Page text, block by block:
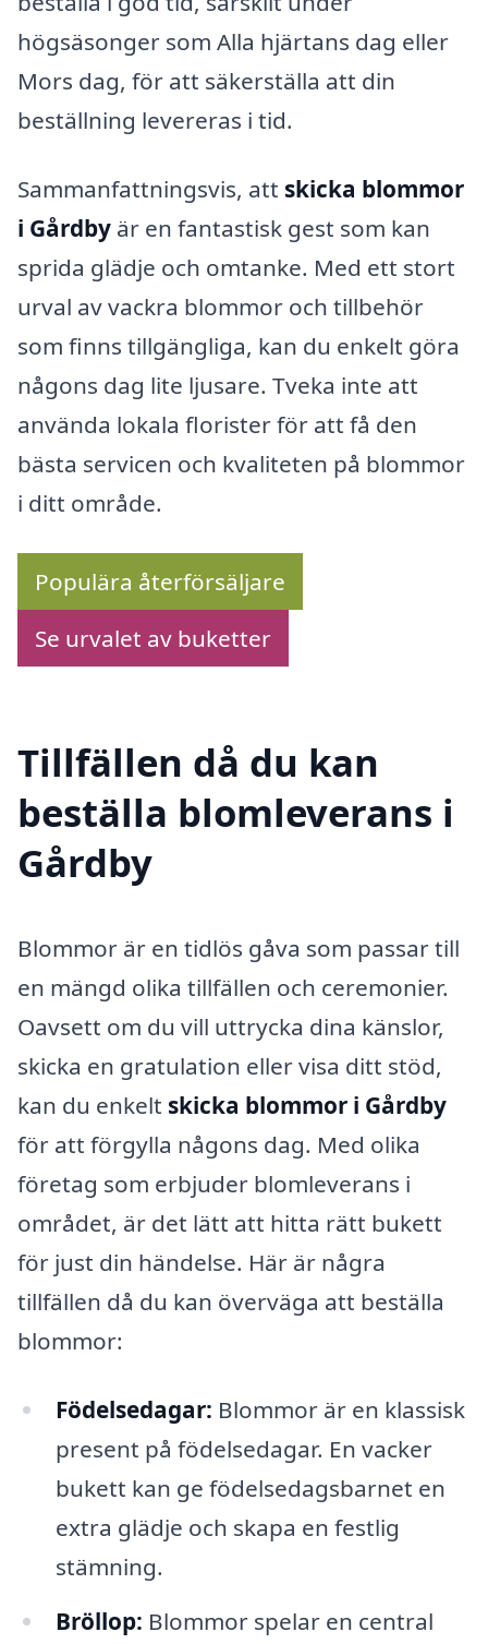
högsäsonger som Alla hjärtans dag eller
Mors dag, för att säkerställa att din
beställning levereras i tid.
Sammanfattningsvis, att skicka blommor
i Gårdby är en fantastisk gest som kan
sprida glädje och omtanke. Med ett stort
urval av vackra blommor och tillbehör
som finns tillgängliga, kan du enkelt göra
någons dag lite ljusare. Tveka inte att
använda lokala florister för att få den
bästa servicen och kvaliteten på blommor
i ditt område.
Populära återförsäljare
Se urvalet av buketter
Tillfällen då du kan
beställa blomleverans i
Gårdby
Blommor är en tidlös gåva som passar till
en mängd olika tillfällen och ceremonier.
Oavsett om du vill uttrycka dina känslor,
skicka en gratulation eller visa ditt stöd,
kan du enkelt skicka blommor i Gårdby
för att förgylla någons dag. Med olika
företag som erbjuder blomleverans i
området, är det lätt att hitta rätt bukett
för just din händelse. Här är några
tillfällen då du kan överväga att beställa
blommor:
Födelsedagar: Blommor är en klassisk
present på födelsedagar. En vacker
bukett kan ge födelsedagsbarnet en
extra glädje och skapa en festlig
stämning.
Bröllop: Blommor spelar en central